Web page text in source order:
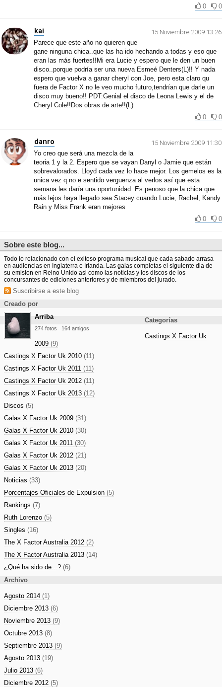
0
0
kai
15 Noviembre 2009 13:26
Parece que este año no quieren que
gane ninguna chica..que las ha ido hechando a todas y eso que
eran las más fuertes!!Mi era Lucie y espero que le den un buen
disco..porque podría ser una nueva Esmeé Denters(L)!! Y nada
espero que vuelva a ganar cheryl con Joe, pero esta claro qu
fuera de Factor X no le veo mucho futuro,tendrían que darle un
disco muy bueno!! PDT:Genial el disco de Leona Lewis y el de
Cheryl Cole!!Dos obras de arte!!(L)
0
0
danro
15 Noviembre 2009 11:30
Yo creo que será una mezcla de la
teoria 1 y la 2. Espero que se vayan Danyl o Jamie que están
sobrevalorados. Lloyd cada vez lo hace mejor. Los gemelos es la
unica vez q no e sentido verguenza al verlos así que esta
semana les daría una oportunidad. Es penoso que la chica que
más lejos haya llegado sea Stacey cuando Lucie, Rachel, Kandy
Rain y Miss Frank eran mejores
0
0
Sobre este blog...
Todo lo relacionado con el exitoso programa musical que cada sabado arrasa
en audiencias en Inglaterra e Irlanda. Las galas completas el siguiente dia de
su emision en Reino Unido asi como las noticias y los discos de los
concursantes de ediciones anteriores y de miembros del jurado.
Suscribirse a este blog
Creado por
Arriba
274 fotos 164 amigos
Categorías
Castings X Factor Uk
2009 (9)
Castings X Factor Uk 2010 (11)
Castings X Factor Uk 2011 (11)
Castings X Factor Uk 2012 (11)
Castings X Factor Uk 2013 (12)
Discos (5)
Galas X Factor Uk 2009 (31)
Galas X Factor Uk 2010 (30)
Galas X Factor Uk 2011 (30)
Galas X Factor Uk 2012 (21)
Galas X Factor Uk 2013 (20)
Noticias (33)
Porcentajes Oficiales de Expulsion (5)
Rankings (7)
Ruth Lorenzo (5)
Singles (16)
The X Factor Australia 2012 (2)
The X Factor Australia 2013 (14)
¿Qué ha sido de...? (6)
Archivo
Agosto 2014 (1)
Diciembre 2013 (6)
Noviembre 2013 (9)
Octubre 2013 (8)
Septiembre 2013 (9)
Agosto 2013 (19)
Julio 2013 (6)
Diciembre 2012 (5)